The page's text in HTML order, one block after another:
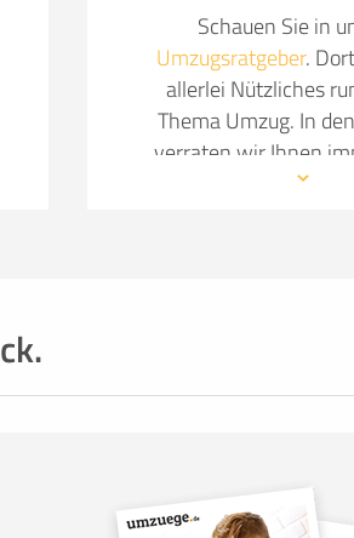
Schauen Sie in
Umzugsratgeber.
allerlei Nützliches
Thema Umzug. In
verraten wir Ihnen
neue Details, wie Sie